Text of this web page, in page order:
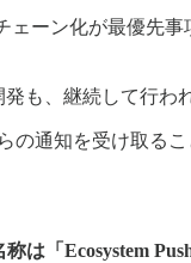
ーン化が最優先
も、継続して行わ
の通知を受け取る
は「Ecosystem